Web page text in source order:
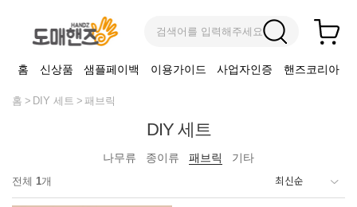
검색어를 입력해주세요
홈 신상품 샘플페이백 이용가이드 사업자인증 핸즈코리아
홈 DIY 세트 패브릭
DIY 세트
나무류 종이류 패브릭 기타
전체 1개